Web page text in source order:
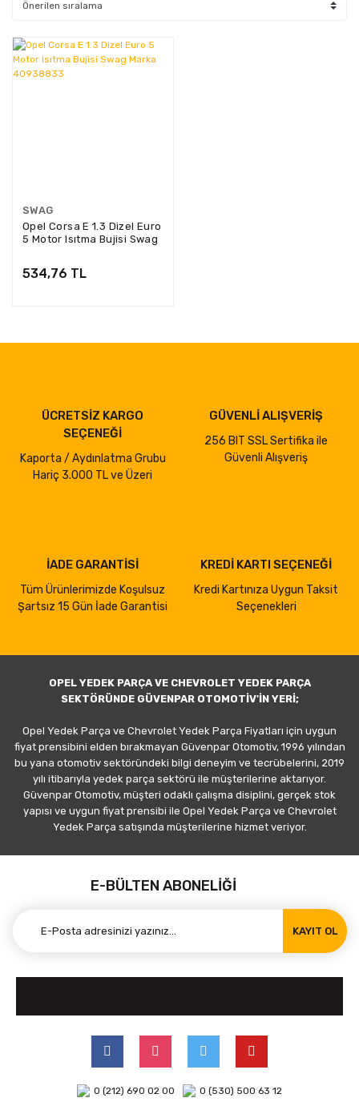
SWAG
Opel Corsa E 1.3 Dizel Euro
5 Motor Isıtma Bujisi Swag
534,76 TL
ÜCRETSİZ KARGO
SEÇENEĞİ
Kaporta / Aydınlatma Grubu
Hariç 3.000 TL ve Üzeri
GÜVENLİ ALIŞVERİŞ
256 BIT SSL Sertifika ile
Güvenli Alışveriş
İADE GARANTİSİ
Tüm Ürünlerimizde Koşulsuz
Şartsız 15 Gün İade Garantisi
KREDİ KARTI SEÇENEĞİ
Kredi Kartınıza Uygun Taksit
Seçenekleri
OPEL YEDEK PARÇA VE CHEVROLET YEDEK PARÇA
SEKTÖRÜNDE GÜVENPAR OTOMOTİV'İN YERİ;
Opel Yedek Parça ve Chevrolet Yedek Parça Fiyatları için uygun
fiyat prensibini elden bırakmayan Güvenpar Otomotiv, 1996 yılından
bu yana otomotiv sektöründeki bilgi deneyim ve tecrübelerini, 2019
yılı itibarıyla yedek parça sektörü ile müşterilerine aktarıyor.
Güvenpar Otomotiv, müşteri odaklı çalışma disiplini, gerçek stok
yapısı ve uygun fiyat prensibi ile Opel Yedek Parça ve Chevrolet
Yedek Parça satışında müşterilerine hizmet veriyor.
E-BÜLTEN ABONELİĞİ
KAYIT OL
0 (212) 690 02 00 0 (530) 500 63 12